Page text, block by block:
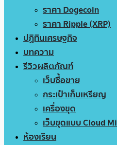
ราคา Dogecoin
ราคา Ripple (XRP)
ปฏิทินเศรษฐกิจ
บทความ
รีวิวผลิตภัณฑ์
เว็บซื้อขาย
กระเป๋าเก็บเหรียญ
เครื่องขุด
เว็บขุดแบบ Cloud
ห้องเรียน